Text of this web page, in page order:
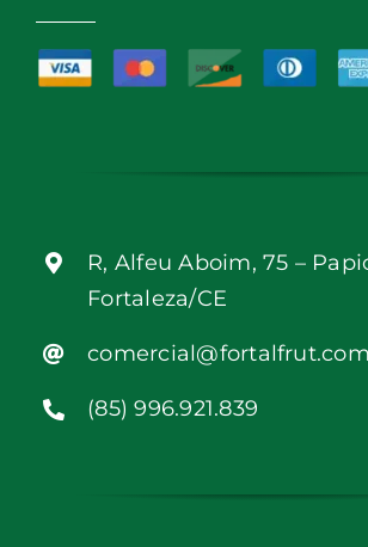
R, Alfeu Aboim, 75 –
Fortaleza/CE
(85) 996.921.839